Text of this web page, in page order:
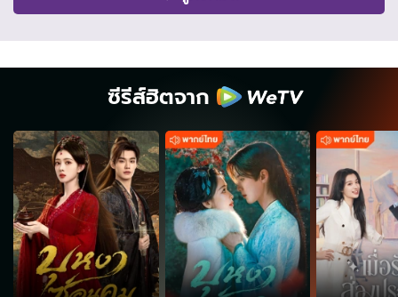
ซีรีส์ฮิตจาก